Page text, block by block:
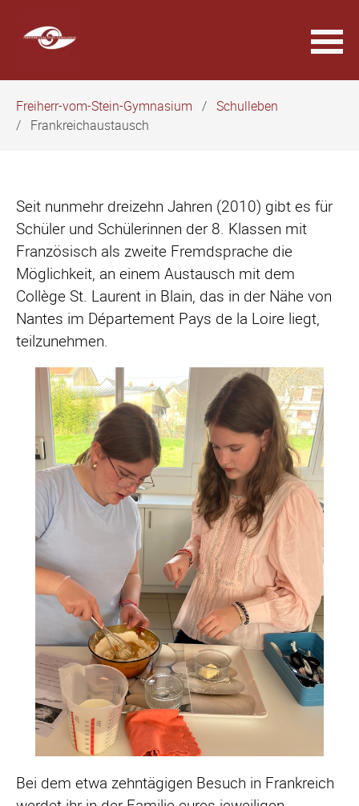
überspringen
Freiherr-vom-Stein-Gymnasium
Schulleben
Frankreichaustausch
Seit nunmehr dreizehn Jahren (2010) gibt es für
Schüler und Schülerinnen der 8. Klassen mit
Französisch als zweite Fremdsprache die
Möglichkeit, an einem Austausch mit dem
Collège St. Laurent in Blain, das in der Nähe von
Nantes im Département Pays de la Loire liegt,
teilzunehmen.
Bei dem etwa zehntägigen Besuch in Frankreich